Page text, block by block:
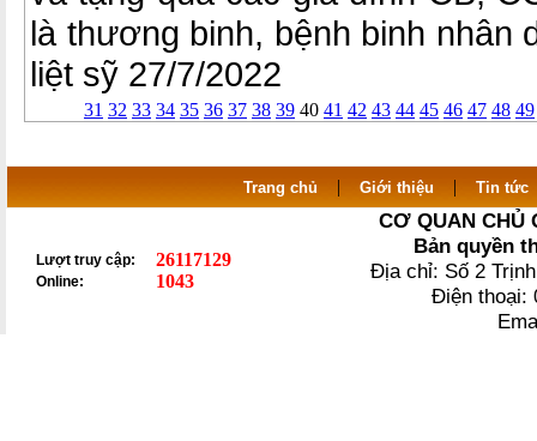
là thương binh, bệnh binh nhân
liệt sỹ 27/7/2022
31 32 33 34 35 36 37 38 39 40 41 42 43 44 45 46 47 48 49
Trang chủ | Giới thiệu | Tin tức
Lượt truy cập: 26117129
Online: 1043
CƠ QUAN CHỦ
Bản quyền
Địa chỉ: Số 2
Điện